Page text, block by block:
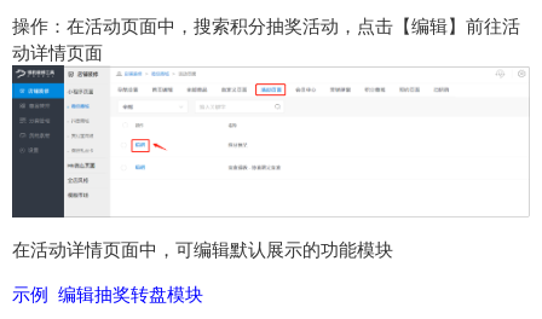
操作：在活动页面中，搜索积分抽奖活动，点击【编辑】前往活
动详情页面
在活动详情页面中，可编辑默认展示的功能模块
示例 编辑抽奖转盘模块